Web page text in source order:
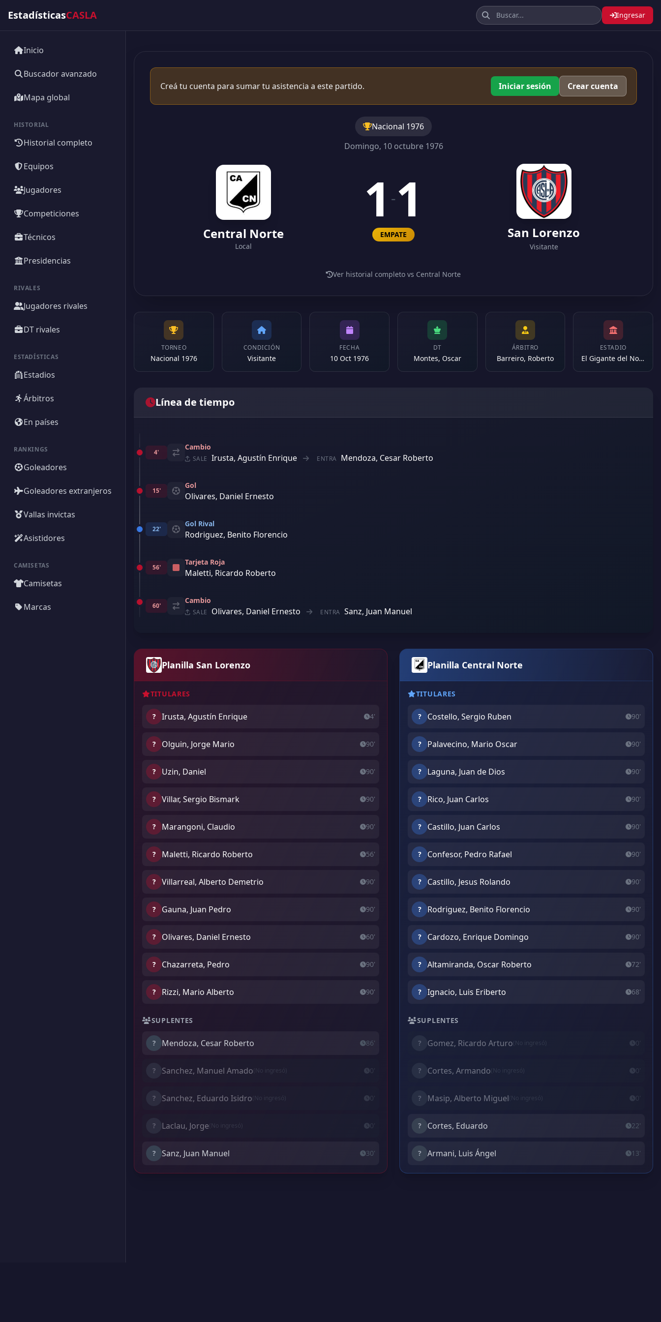
EstadísticasCASLA Ingresar
Inicio
Buscador avanzado
Mapa global
HISTORIAL
Historial completo
Equipos
Jugadores
Competiciones
Técnicos
Presidencias
RIVALES
Jugadores rivales
DT rivales
ESTADÍSTICAS
Estadios
Árbitros
En países
RANKINGS
Goleadores
Goleadores extranjeros
Vallas invictas
Asistidores
CAMISETAS
Camisetas
Marcas
Creá tu cuenta para sumar tu asistencia a este partido. Iniciar sesión Crear cuenta
Nacional 1976
Domingo, 10 octubre 1976
Central Norte
Local
1 -1
EMPATE San Lorenzo
Visitante
Ver historial completo vs Central Norte
TORNEO
Nacional 1976
CONDICIÓN
Visitante
FECHA
10 Oct 1976
DT
Montes, Oscar
ÁRBITRO
Barreiro, Roberto
ESTADIO
El Gigante del Norte (Argentina)
Línea de tiempo
4'
Cambio
SALE Irusta, Agustín Enrique ENTRA Mendoza, Cesar Roberto
15'
Gol
Olivares, Daniel Ernesto
22'
Gol Rival
Rodriguez, Benito Florencio
56'
Tarjeta Roja
Maletti, Ricardo Roberto
60'
Cambio
SALE Olivares, Daniel Ernesto ENTRA Sanz, Juan Manuel
Planilla San Lorenzo
TITULARES
? Irusta, Agustín Enrique 4'
? Olguin, Jorge Mario 90'
? Uzin, Daniel 90'
? Villar, Sergio Bismark 90'
? Marangoni, Claudio 90'
? Maletti, Ricardo Roberto 56'
? Villarreal, Alberto Demetrio 90'
? Gauna, Juan Pedro 90'
? Olivares, Daniel Ernesto 60'
? Chazarreta, Pedro 90'
? Rizzi, Mario Alberto 90'
SUPLENTES
? Mendoza, Cesar Roberto 86'
? Sanchez, Manuel Amado(No ingresó) 0'
? Sanchez, Eduardo Isidro(No ingresó) 0'
? Laclau, Jorge(No ingresó) 0'
? Sanz, Juan Manuel 30'
Planilla Central Norte
TITULARES
? Costello, Sergio Ruben 90'
? Palavecino, Mario Oscar 90'
? Laguna, Juan de Dios 90'
? Rico, Juan Carlos 90'
? Castillo, Juan Carlos 90'
? Confesor, Pedro Rafael 90'
? Castillo, Jesus Rolando 90'
? Rodriguez, Benito Florencio 90'
? Cardozo, Enrique Domingo 90'
? Altamiranda, Oscar Roberto 72'
? Ignacio, Luis Eriberto 68'
SUPLENTES
? Gomez, Ricardo Arturo(No ingresó) 0'
? Cortes, Armando(No ingresó) 0'
? Masip, Alberto Miguel(No ingresó) 0'
? Cortes, Eduardo 22'
? Armani, Luis Ángel 13'